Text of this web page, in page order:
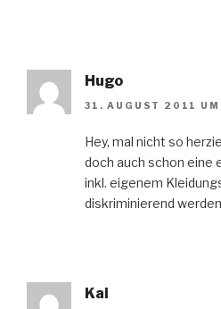
Hugo
31. AUGUST 2011
Hey, mal nicht so
doch auch schon eine
inkl. eigenem
diskriminierend werden
Kai